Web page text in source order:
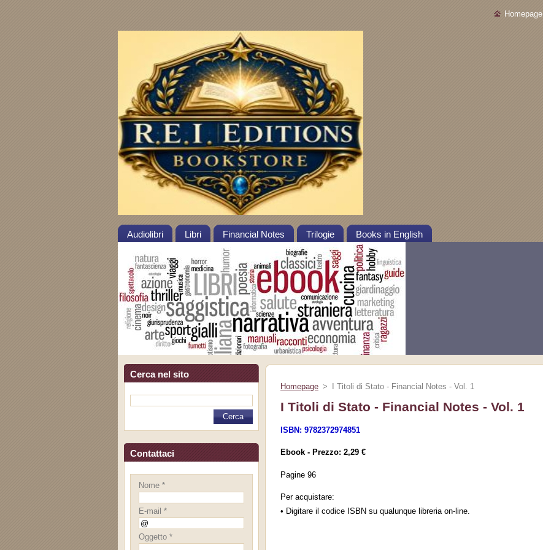
Homepage
Audiolibri Libri Financial Notes Trilogie Books in English
Cerca nel sito
Contattaci
Nome *
E-mail *
Oggetto *
Homepage > I Titoli di Stato - Financial Notes - Vol. 1
I Titoli di Stato - Financial Notes - Vol. 1
ISBN: 9782372974851
Ebook - Prezzo: 2,29 €
Pagine 96
Per acquistare:
• Digitare il codice ISBN su qualunque libreria on-line.